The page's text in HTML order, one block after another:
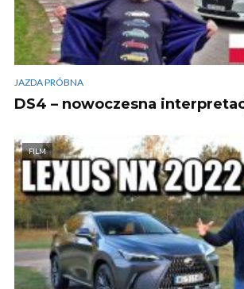
JAZDA PRÓBNA
DS4 – nowoczesna
FILM